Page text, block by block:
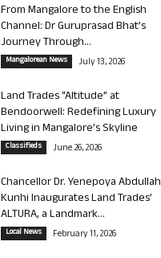
From Mangalore to the English
Channel: Dr Guruprasad Bhat’s
Journey Through...
Mangalorean News July 13, 2026
Land Trades “Altitude” at
Bendoorwell: Redefining Luxury
Living in Mangalore’s Skyline
Classifieds June 26, 2026
Chancellor Dr. Yenepoya Abdullah
Kunhi Inaugurates Land Trades’
ALTURA, a Landmark...
Local News February 11, 2026